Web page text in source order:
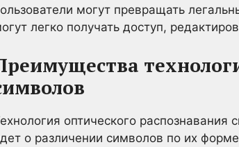
могут превращать
легко получать доступ,
оптического
о различении символов по их